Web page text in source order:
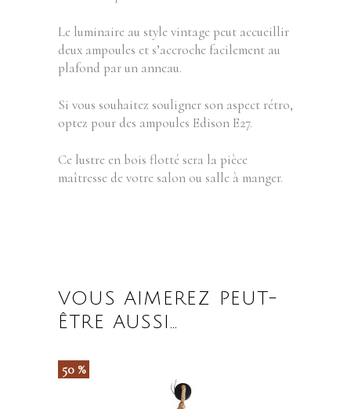
Le luminaire au style vintage peut accueillir
deux ampoules et s’accroche facilement au
plafond par un anneau.
Si vous souhaitez souligner son aspect rétro,
optez pour des ampoules Edison E27.
Ce lustre en bois flotté sera la pièce
maîtresse de votre salon ou salle à manger.
VOUS AIMEREZ PEUT-
ÊTRE AUSSI…
50 %